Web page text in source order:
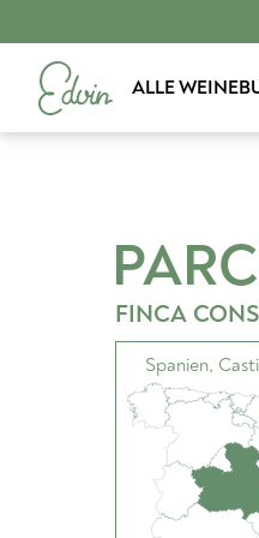
ALLE WEINE
FINCA
Spanien,